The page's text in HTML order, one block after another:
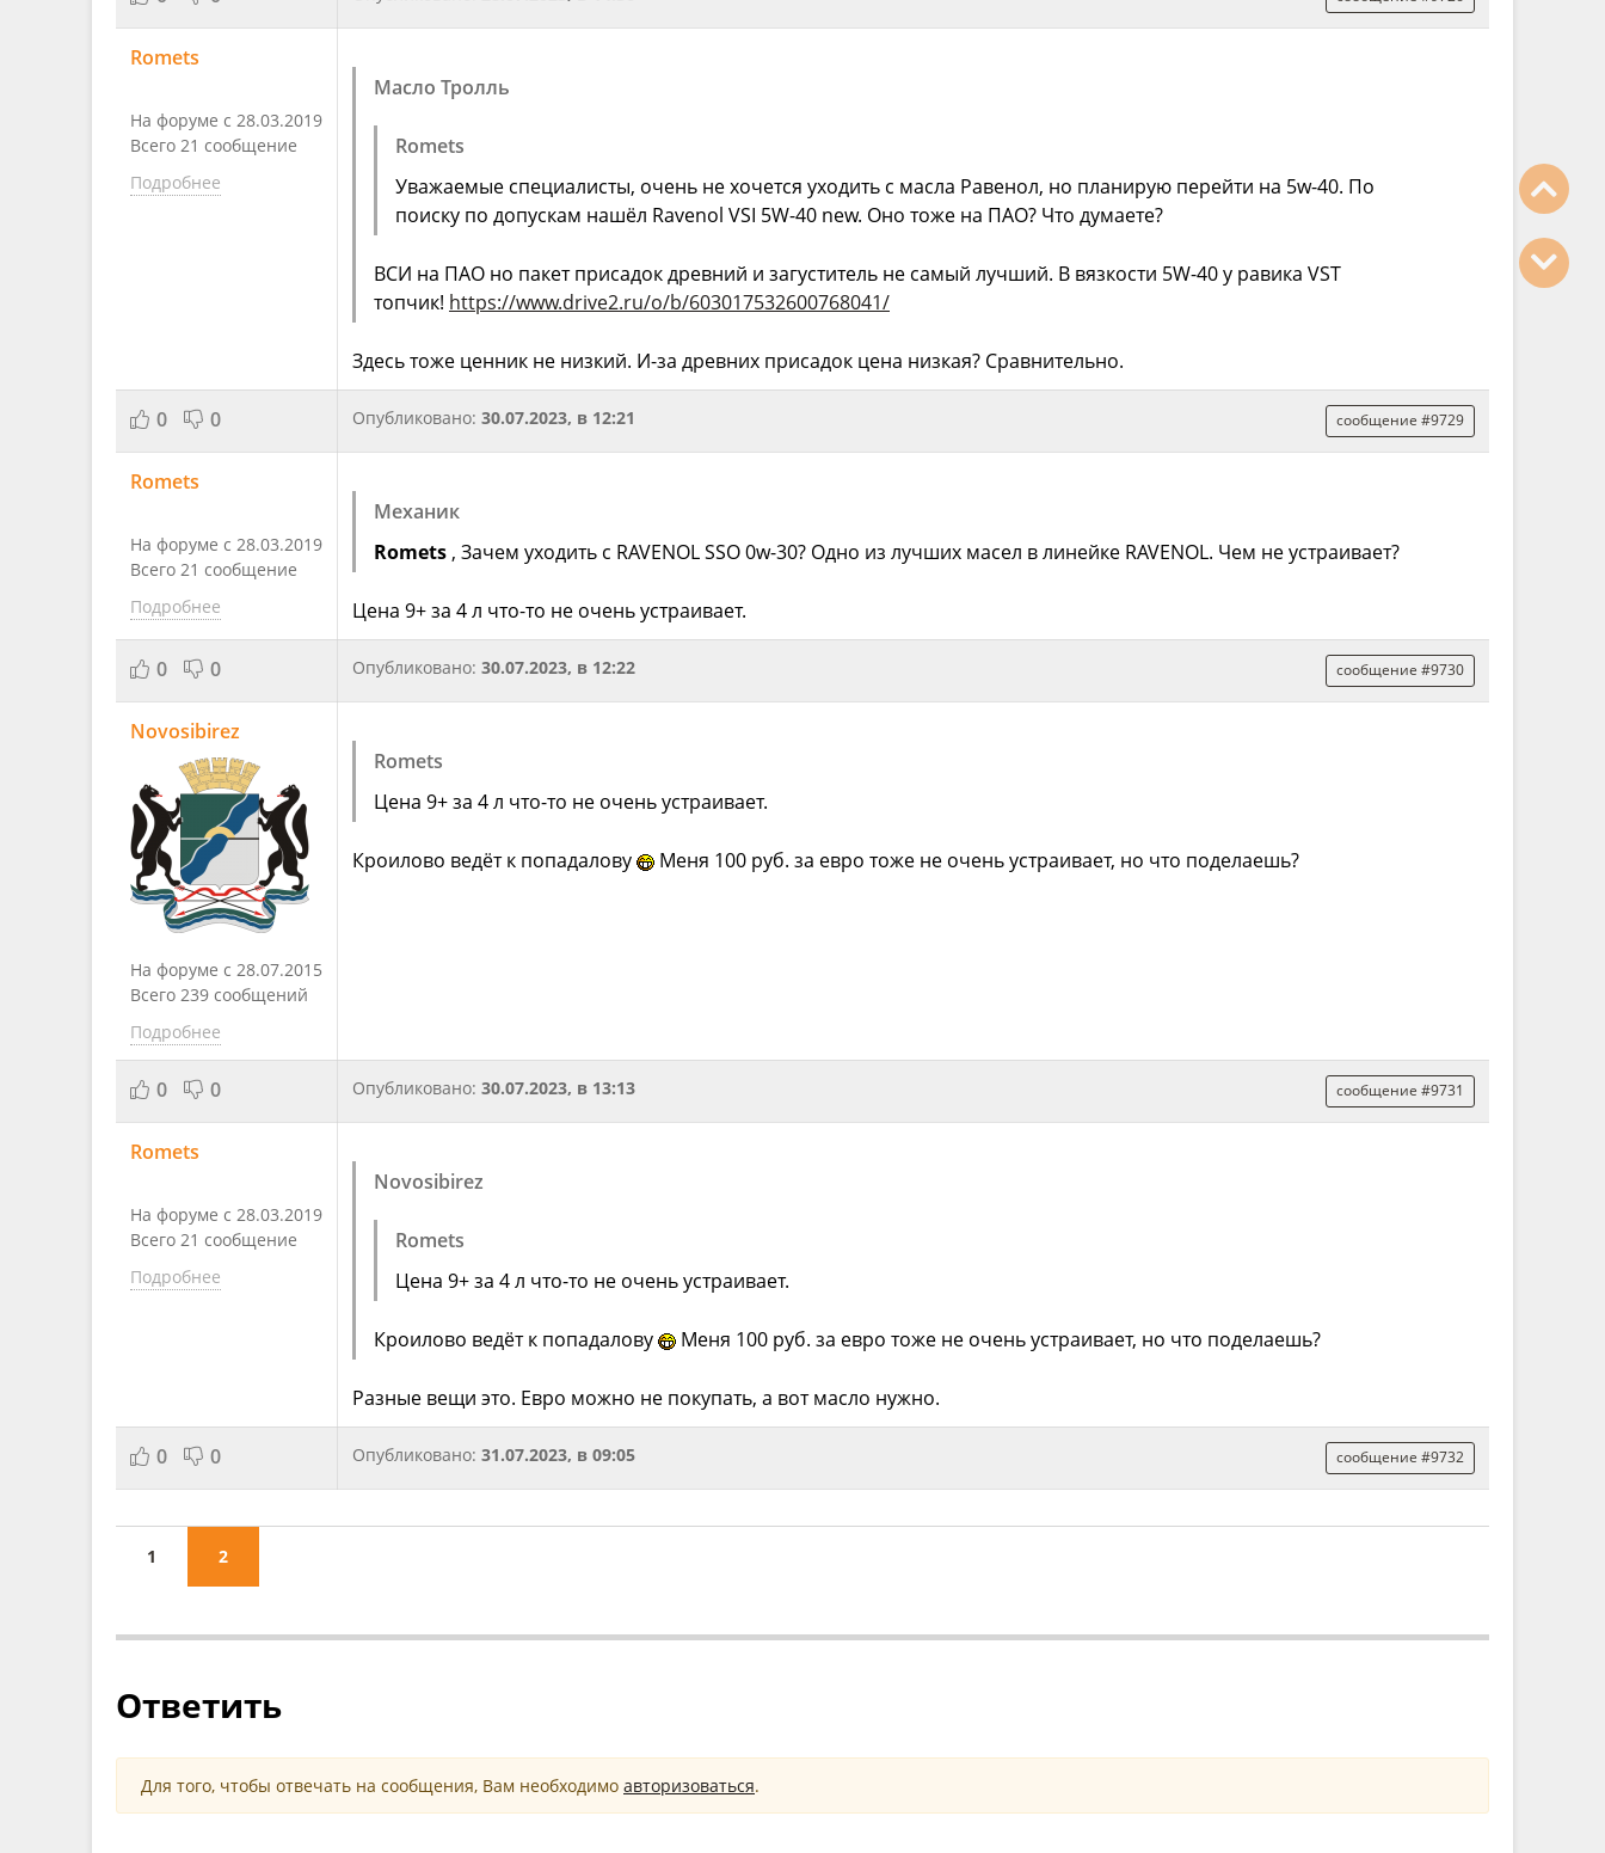
Romets
На форуме с 28.03.2019
Всего 21 сообщение
Подробнее
Масло Тролль
Romets
Уважаемые специалисты, очень не хочется уходить с масла Равенол, но планирую перейти на 5w-40. По
поиску по допускам нашёл Ravenol VSI 5W-40 new. Оно тоже на ПАО? Что думаете?
ВСИ на ПАО но пакет присадок древний и загуститель не самый лучший. В вязкости 5W-40 у равика VST
топчик! https://www.drive2.ru/o/b/603017532600768041/
Здесь тоже ценник не низкий. И-за древних присадок цена низкая? Сравнительно.
0 0 Опубликовано: 30.07.2023, в 12:21 сообщение #9729
Romets
На форуме с 28.03.2019
Всего 21 сообщение
Подробнее
Механик
Romets , Зачем уходить с RAVENOL SSO 0w-30? Одно из лучших масел в линейке RAVENOL. Чем не устраивает?
Цена 9+ за 4 л что-то не очень устраивает.
0 0 Опубликовано: 30.07.2023, в 12:22 сообщение #9730
Novosibirez
На форуме с 28.07.2015
Всего 239 сообщений
Подробнее
Romets
Цена 9+ за 4 л что-то не очень устраивает.
Кроилово ведёт к попадалову Меня 100 руб. за евро тоже не очень устраивает, но что поделаешь?
0 0 Опубликовано: 30.07.2023, в 13:13 сообщение #9731
Romets
На форуме с 28.03.2019
Всего 21 сообщение
Подробнее
Novosibirez
Romets
Цена 9+ за 4 л что-то не очень устраивает.
Кроилово ведёт к попадалову Меня 100 руб. за евро тоже не очень устраивает, но что поделаешь?
Разные вещи это. Евро можно не покупать, а вот масло нужно.
0 0 Опубликовано: 31.07.2023, в 09:05 сообщение #9732
1 2
Ответить
Для того, чтобы отвечать на сообщения, Вам необходимо авторизоваться.